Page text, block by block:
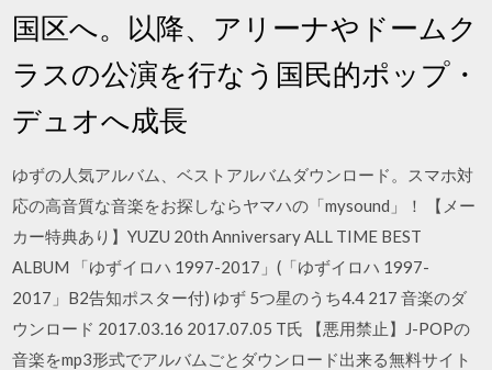
国区へ。以降、アリーナやドームク
ラスの公演を行なう国民的ポップ・
デュオへ成長
ゆずの人気アルバム、ベストアルバムダウンロード。スマホ対
応の高音質な音楽をお探しならヤマハの「mysound」！ 【メー
カー特典あり】YUZU 20th Anniversary ALL TIME BEST
ALBUM 「ゆずイロハ 1997-2017」(「ゆずイロハ 1997-
2017」B2告知ポスター付) ゆず 5つ星のうち4.4 217 音楽のダ
ウンロード 2017.03.16 2017.07.05 T氏 【悪用禁止】J-POPの
音楽をmp3形式でアルバムごとダウンロード出来る無料サイト